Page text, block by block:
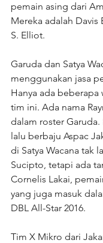
pemain asing dari
Mereka adalah Davis
S. Elliot.
Garuda dan Satya
menggunakan jasa
Hanya ada beberapa
tim ini. Ada nama
dalam roster
lalu berbaju Aspac
di Satya Wacana tak
Sucipto, tetapi ada
Cornelis Lakai,
yang juga masuk
DBL All-Star 2016.
Tim X Mikro dari